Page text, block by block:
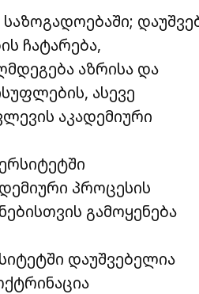
ჩატარება,
აზრისა და
ასევე
აკადემიური
პროცესის
გამოყენება
დაუშვებელია